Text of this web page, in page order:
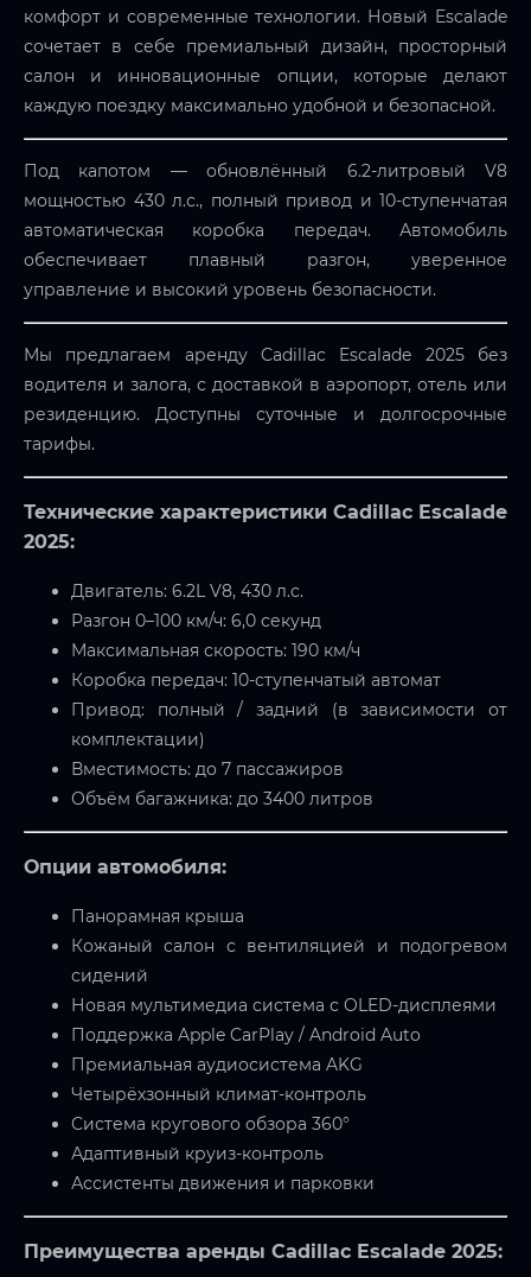
комфорт и современные технологии. Новый Escalade
сочетает в себе премиальный дизайн, просторный
салон и инновационные опции, которые делают
каждую поездку максимально удобной и безопасной.
Под капотом — обновлённый 6.2-литровый V8
мощностью 430 л.с., полный привод и 10-ступенчатая
автоматическая коробка передач. Автомобиль
обеспечивает плавный разгон, уверенное
управление и высокий уровень безопасности.
Мы предлагаем аренду Cadillac Escalade 2025 без
водителя и залога, с доставкой в аэропорт, отель или
резиденцию. Доступны суточные и долгосрочные
тарифы.
Технические характеристики Cadillac Escalade
2025:
Двигатель: 6.2L V8, 430 л.с.
Разгон 0–100 км/ч: 6,0 секунд
Максимальная скорость: 190 км/ч
Коробка передач: 10-ступенчатый автомат
Привод: полный / задний (в зависимости от
комплектации)
Вместимость: до 7 пассажиров
Объём багажника: до 3400 литров
Опции автомобиля:
Панорамная крыша
Кожаный салон с вентиляцией и подогревом
сидений
Новая мультимедиа система с OLED-дисплеями
Поддержка Apple CarPlay / Android Auto
Премиальная аудиосистема AKG
Четырёхзонный климат-контроль
Система кругового обзора 360°
Адаптивный круиз-контроль
Ассистенты движения и парковки
Преимущества аренды Cadillac Escalade 2025: